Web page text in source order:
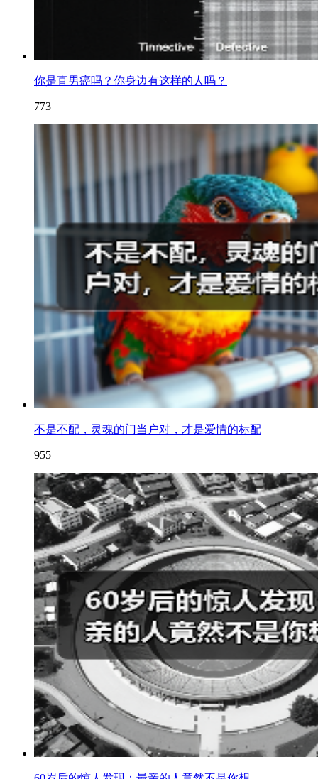
你是直男癌吗？你身边有这样的人吗？
773
不是不配，灵魂的门当户对，才是爱情的标配
955